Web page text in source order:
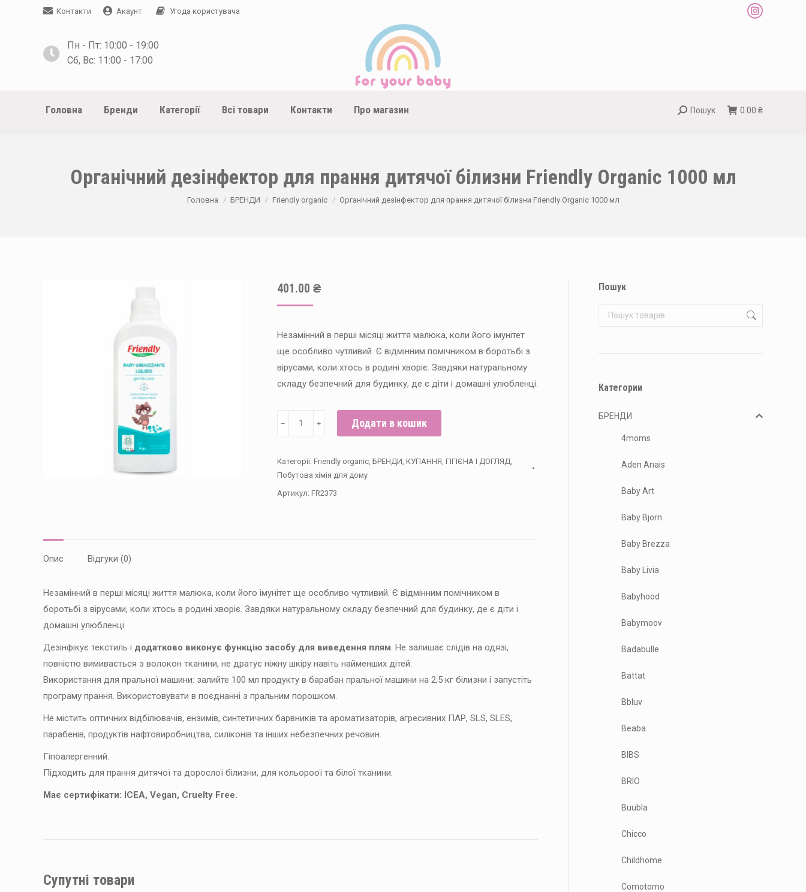
Контакти Акаунт Угода користувача
Instagram
Пн - Пт: 10:00 - 19:00
Сб, Вс: 11:00 - 17:00
Головна Бренди Категорії Всі товари Контакти Про магазин Search:
Пошук 0.00 ₴
Органічний дезінфектор для прання дитячої білизни Friendly Organic 1000 мл
You are here:
Головна БРЕНДИ Friendly organic Органічний дезінфектор для прання дитячої білизни Friendly Organic 1000 мл
401.00 ₴
Незамінний в перші місяці життя малюка, коли його імунітет
ще особливо чутливий. Є відмінним помічником в боротьбі з
вірусами, коли хтось в родині хворіє. Завдяки натуральному
складу безпечний для будинку, де є діти і домашні улюбленці.
Органічний
прання
дитячої
білизни
﹣ ﹢ Додати в кошик
Категорії: Friendly organic, БРЕНДИ, КУПАННЯ, ГІГІЄНА І ДОГЛЯД,
Побутова хімія для дому
Артикул: FR2373
Опис Відгуки (0)
Незамінний в перші місяці життя малюка, коли його імунітет ще особливо чутливий. Є відмінним помічником в
боротьбі з вірусами, коли хтось в родині хворіє. Завдяки натуральному складу безпечний для будинку, де є діти і
домашні улюбленці.
Дезінфікує текстиль і додатково виконує функцію засобу для виведення плям. Не залишає слідів на одязі,
повністю вимивається з волокон тканини, не дратує ніжну шкіру навіть найменших дітей.
Використання для пральної машини: залийте 100 мл продукту в барабан пральної машини на 2,5 кг білизни і запустіть
програму прання. Використовувати в поєднанні з пральним порошком.
Не містить оптичних відбілювачів, ензимів, синтетичних барвників та ароматизаторів, агресивних ПАР, SLS, SLES,
парабенів, продуктів нафтовиробництва, силіконів та інших небезпечних речовин.
Гіпоалергенний.
Підходить для прання дитячої та дорослої білизни, для кольороої та білої тканини.
Має сертифікати: ICEA, Vegan, Cruelty Free.
Супутні товари
Пошук
Категории
БРЕНДИ
4moms
Aden Anais
Baby Art
Baby Bjorn
Baby Brezza
Baby Livia
Babyhood
Babymoov
Badabulle
Battat
Bbluv
Beaba
BIBS
BRIO
Buubla
Chicco
Childhome
Comotomo